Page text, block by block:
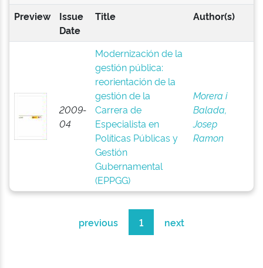
Preview
Issue
Date
Title Author(s)
2009-
04
Modernización de la
gestión pública:
reorientación de la
gestión de la
Carrera de
Especialista en
Políticas Públicas y
Gestión
Gubernamental
(EPPGG)
Morera i
Balada,
Josep
Ramon
previous 1 next